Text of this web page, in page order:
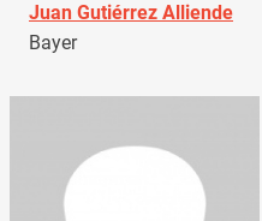
Juan Gutiérrez Alliende
Bayer